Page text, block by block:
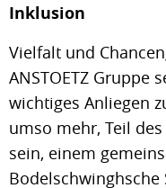
Inklusion
Vielfalt und
ANSTOETZ Gruppe
wichtiges Anliegen
umso mehr, Teil
sein, einem